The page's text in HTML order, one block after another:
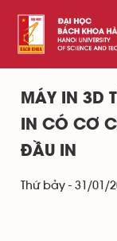
MÁY IN 3D
IN CÓ CƠ
ĐẦU IN
Thứ bảy - 31/01/